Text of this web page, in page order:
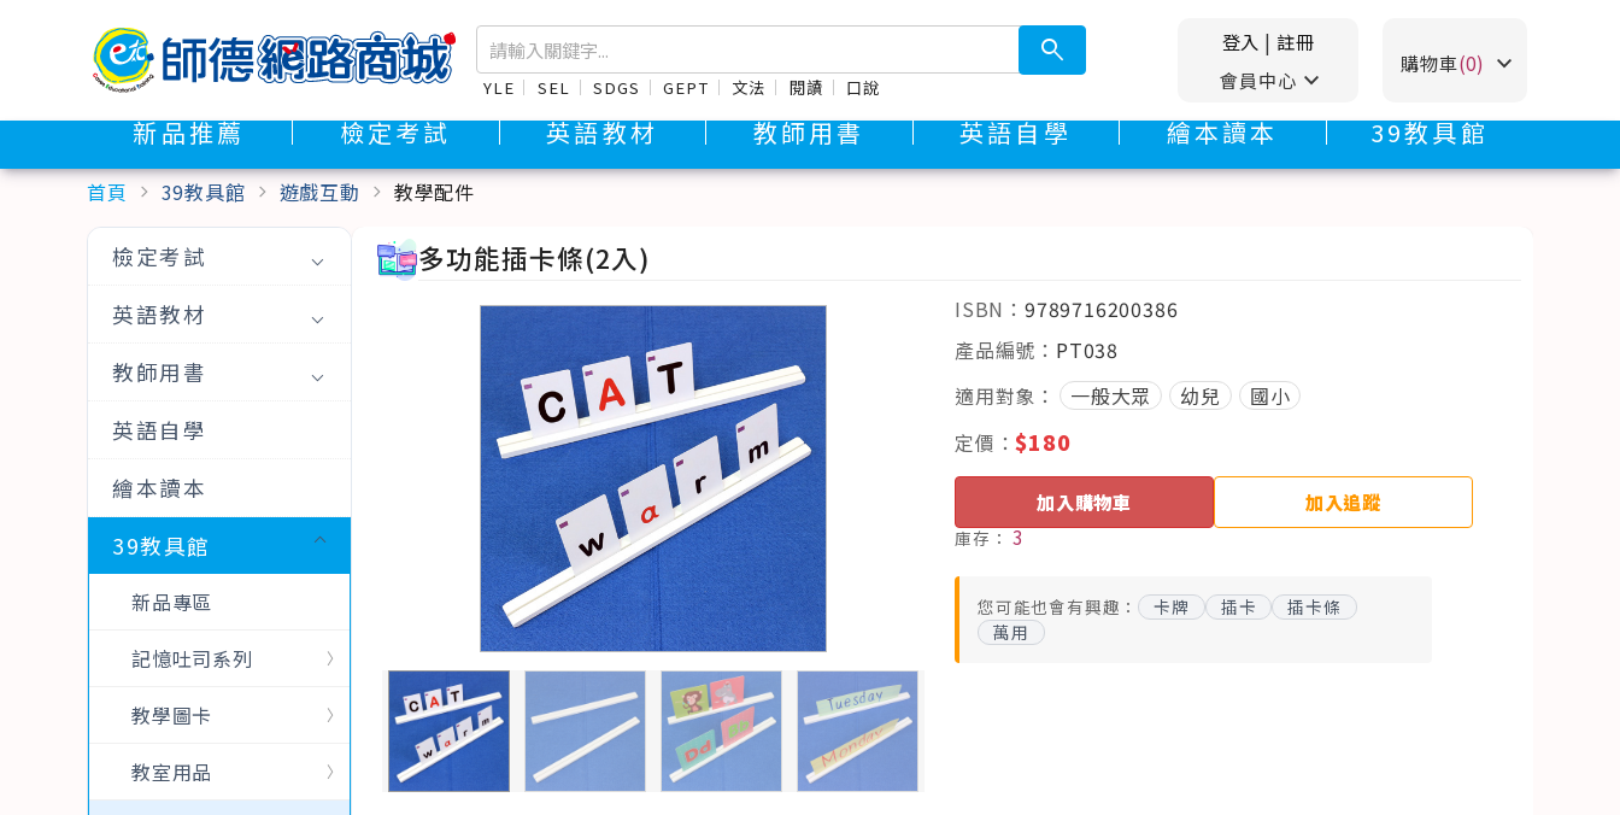
search
YLE SEL SDGS GEPT 文法 閱讀 口說
登入 | 註冊
會員中心 stat_minus_1
購物車(0) stat_minus_1
新品推薦 檢定考試 英語教材 教師用書 英語自學 繪本讀本 39教具館
首頁 chevron_right 39教具館 chevron_right 遊戲互動 chevron_right 教學配件
檢定考試
英語教材
教師用書
英語自學
繪本讀本
39教具館
新品專區
記憶吐司系列
教學圖卡
教室用品
多功能插卡條(2入)
ISBN： 9789716200386
產品編號： PT038
適用對象：
一般大眾 幼兒
國小
定價：$180
加入購物車 加入追蹤
庫存： 3
您可能也會有興趣： 卡牌 插卡
插卡條
萬用